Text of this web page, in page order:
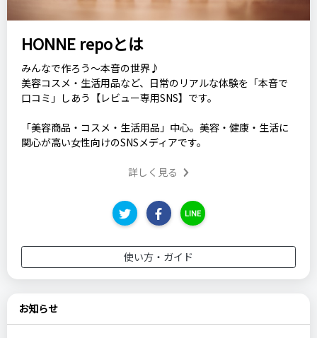
HONNE repoとは
みんなで作ろう～本音の世界♪
美容コスメ・生活用品など、日常のリアルな体験を「本音で
口コミ」しあう【レビュー専用SNS】です。
「美容商品・コスメ・生活用品」中心。美容・健康・生活に
関心が高い女性向けのSNSメディアです。
詳しく見る
LINE
使い方・ガイド
お知らせ